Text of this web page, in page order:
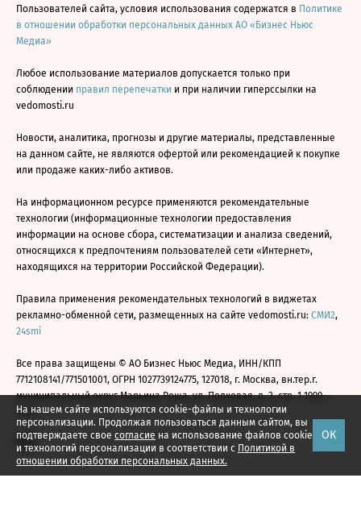
На нашем сайте используются cookie-файлы и технологии
персонализации. Продолжая пользоваться данным сайтом, вы
подтверждаете свое согласие на использование файлов cookie
и технологий персонализации в соответствии с Политикой в
отношении обработки персональных данных.
ОК
Пользователей сайта, условия использования содержатся в Политике
в отношении обработки персональных данных АО «Бизнес Ньюс
Медиа»
Любое использование материалов допускается только при
соблюдении правил перепечатки и при наличии гиперссылки на
vedomosti.ru
Новости, аналитика, прогнозы и другие материалы, представленные
на данном сайте, не являются офертой или рекомендацией к покупке
или продаже каких-либо активов.
На информационном ресурсе применяются рекомендательные
технологии (информационные технологии предоставления
информации на основе сбора, систематизации и анализа сведений,
относящихся к предпочтениям пользователей сети «Интернет»,
находящихся на территории Российской Федерации).
Правила применения рекомендательных технологий в виджетах
рекламно-обменной сети, размещенных на сайте vedomosti.ru: СМИ2,
24smi
Все права защищены © АО Бизнес Ньюс Медиа, ИНН/КПП
7712108141/771501001, ОГРН 1027739124775, 127018, г. Москва, вн.тер.г.
муниципальный округ Марьина Роща, ул. Полковая, д. 3, стр. 1 1999—
2026